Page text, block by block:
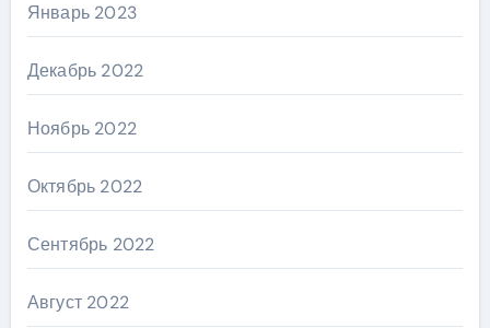
Январь 2023
Декабрь 2022
Ноябрь 2022
Октябрь 2022
Сентябрь 2022
Август 2022